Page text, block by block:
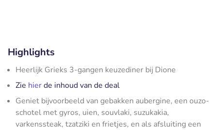
Highlights
Heerlijk Grieks 3-gangen keuzediner bij Dione
Zie hierde inhoud van de deal
Geniet bijvoorbeeld van gebakken aubergine, een ouzo-
schotel met gyros, uien, souvlaki, suzukakia,
varkenssteak, tzatziki en frietjes, en als afsluiting een